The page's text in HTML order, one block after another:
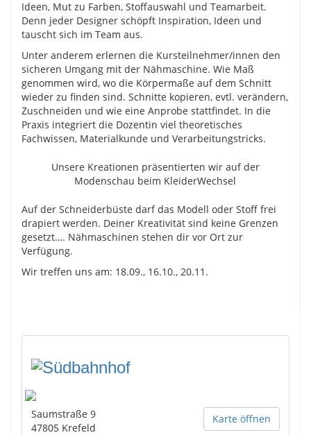
Ideen, Mut zu Farben, Stoffauswahl und Teamarbeit.
Denn jeder Designer schöpft Inspiration, Ideen und
tauscht sich im Team aus.
Unter anderem erlernen die Kursteilnehmer/innen den
sicheren Umgang mit der Nähmaschine. Wie Maß
genommen wird, wo die Körpermaße auf dem Schnitt
wieder zu finden sind. Schnitte kopieren, evtl. verändern,
Zuschneiden und wie eine Anprobe stattfindet. In die
Praxis integriert die Dozentin viel theoretisches
Fachwissen, Materialkunde und Verarbeitungstricks.
Unsere Kreationen präsentierten wir auf der
Modenschau beim KleiderWechsel
Auf der Schneiderbüste darf das Modell oder Stoff frei
drapiert werden. Deiner Kreativität sind keine Grenzen
gesetzt…. Nähmaschinen stehen dir vor Ort zur
Verfügung.
Wir treffen uns am: 18.09., 16.10., 20.11.
Karte öffnen
Saumstraße 9
47805 Krefeld